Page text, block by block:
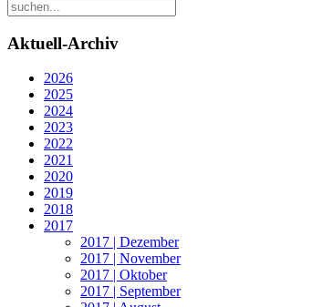
Aktuell-Archiv
2026
2025
2024
2023
2022
2021
2020
2019
2018
2017
2017 | Dezember
2017 | November
2017 | Oktober
2017 | September